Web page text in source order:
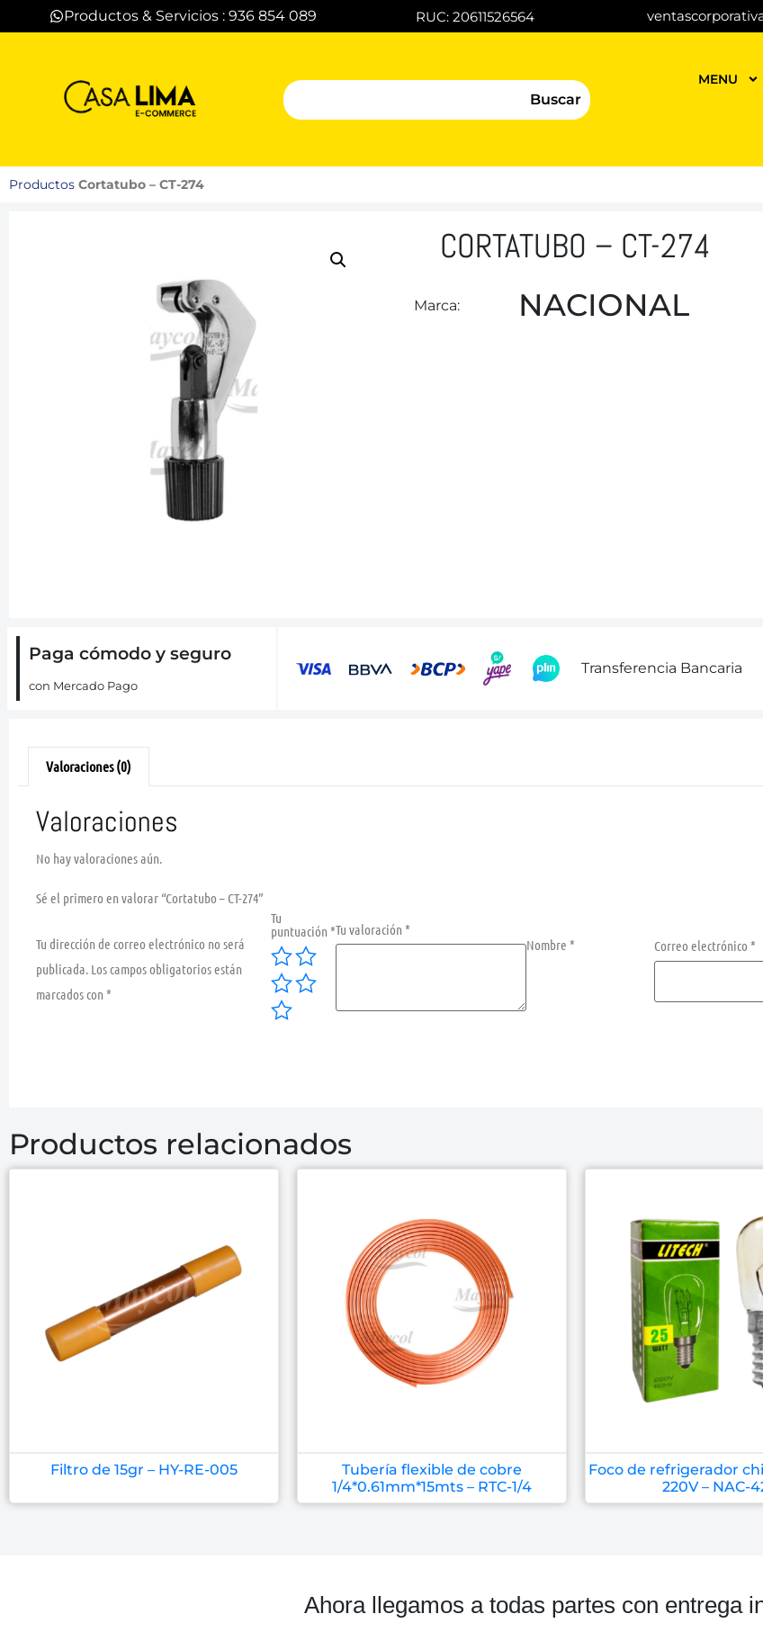
Productos & Servicios : 936 854 089 RUC: 20611526564
Buscar
MENU
Productos Cortatubo – CT-274
CORTATUBO – CT-274
Marca: NACIONAL
Paga cómodo y seguro
con Mercado Pago
Transferencia Bancaria
Valoraciones (0)
Valoraciones
No hay valoraciones aún.
Sé el primero en valorar “Cortatubo – CT-274”
Tu dirección de correo electrónico no será
publicada. Los campos obligatorios están
marcados con *
Tu
puntuación*Tu valoración*
Nombre* Correo electrónico *
Productos relacionados
Filtro de 15gr – HY-RE-005
Tubería flexible de cobre
1/4*0.61mm*15mts – RTC-1/4
Foco de refrigerador
220V – NAC-
Ahora llegamos a todas partes con entrega